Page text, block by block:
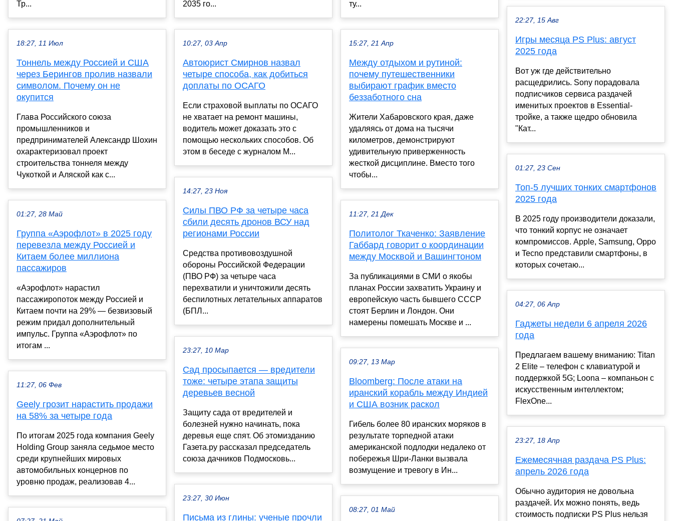
Тр...
18:27, 11 Июл
Тоннель между Россией и США
через Берингов пролив назвали
символом. Почему он не
окупится
Глава Российского союза
промышленников и
предпринимателей Александр Шохин
охарактеризовал проект
строительства тоннеля между
Чукоткой и Аляской как с...
01:27, 28 Май
Группа «Аэрофлот» в 2025 году
перевезла между Россией и
Китаем более миллиона
пассажиров
«Аэрофлот» нарастил
пассажиропоток между Россией и
Китаем почти на 29% — безвизовый
режим придал дополнительный
импульс. Группа «Аэрофлот» по
итогам ...
11:27, 06 Фев
Geely грозит нарастить продажи
на 58% за четыре года
По итогам 2025 года компания Geely
Holding Group заняла седьмое место
среди крупнейших мировых
автомобильных концернов по
уровню продаж, реализовав 4...
2035 го...
10:27, 03 Апр
Автоюрист Смирнов назвал
четыре способа, как добиться
доплаты по ОСАГО
Если страховой выплаты по ОСАГО
не хватает на ремонт машины,
водитель может доказать это с
помощью нескольких способов. Об
этом в беседе с журналом M...
14:27, 23 Ноя
Силы ПВО РФ за четыре часа
сбили десять дронов ВСУ над
регионами России
Средства противовоздушной
обороны Российской Федерации
(ПВО РФ) за четыре часа
перехватили и уничтожили десять
беспилотных летательных аппаратов
(БПЛ...
23:27, 10 Мар
Сад просыпается — вредители
тоже: четыре этапа защиты
деревьев весной
Защиту сада от вредителей и
болезней нужно начинать, пока
деревья еще спят. Об этомизданию
Газета.ру рассказал председатель
союза дачников Подмосковь...
23:27, 30 Июн
Письма из глины: ученые прочли
ту...
15:27, 21 Апр
Между отдыхом и рутиной:
почему путешественники
выбирают график вместо
беззаботного сна
Жители Хабаровского края, даже
удаляясь от дома на тысячи
километров, демонстрируют
удивительную приверженность
жесткой дисциплине. Вместо того
чтобы...
11:27, 21 Дек
Политолог Ткаченко: Заявление
Габбард говорит о координации
между Москвой и Вашингтоном
За публикациями в СМИ о якобы
планах России захватить Украину и
европейскую часть бывшего СССР
стоят Берлин и Лондон. Они
намерены помешать Москве и ...
09:27, 13 Мар
Bloomberg: После атаки на
иранский корабль между Индией
и США возник раскол
Гибель более 80 иранских моряков в
результате торпедной атаки
американской подлодки недалеко от
побережья Шри-Ланки вызвала
возмущение и тревогу в Ин...
08:27, 01 Май
22:27, 15 Авг
Игры месяца PS Plus: август
2025 года
Вот уж где действительно
расщедрились. Sony порадовала
подписчиков сервиса раздачей
именитых проектов в Essential-
тройке, а также щедро обновила
"Кат...
01:27, 23 Сен
Топ-5 лучших тонких смартфонов
2025 года
В 2025 году производители доказали,
что тонкий корпус не означает
компромиссов. Apple, Samsung, Oppo
и Tecno представили смартфоны, в
которых сочетаю...
04:27, 06 Апр
Гаджеты недели 6 апреля 2026
года
Предлагаем вашему вниманию: Titan
2 Elite – телефон с клавиатурой и
поддержкой 5G; Loona – компаньон с
искусственным интеллектом;
FlexOne...
23:27, 18 Апр
Ежемесячная раздача PS Plus:
апрель 2026 года
Обычно аудитория не довольна
раздачей. Их можно понять, ведь
стоимость подписки PS Plus нельзя